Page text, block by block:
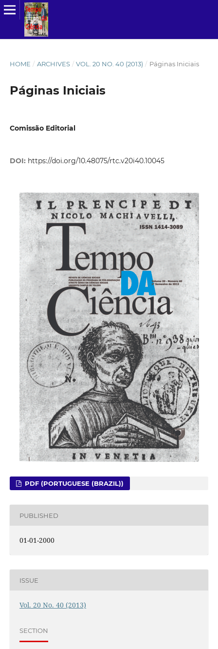
HOME / ARCHIVES / VOL. 20 NO. 40 (2013) / Páginas Iniciais
Páginas Iniciais
Comissão Editorial
DOI: https://doi.org/10.48075/rtc.v20i40.10045
PDF (PORTUGUESE (BRAZIL))
PUBLISHED
01-01-2000
ISSUE
Vol. 20 No. 40 (2013)
SECTION